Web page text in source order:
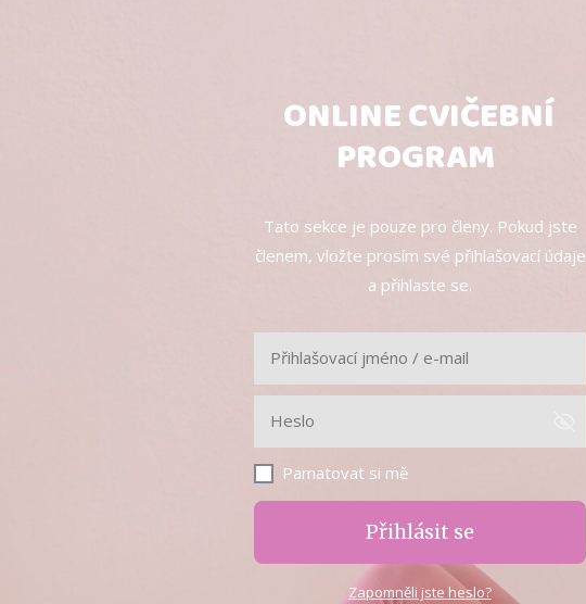
ONLINE CVIČEBNÍ
PROGRAM
Tato sekce je pouze pro členy. Pokud jste
členem, vložte prosím své přihlašovací údaje
a přihlaste se.
Pamatovat si mě
Přihlásit se
Zapomněli jste heslo?